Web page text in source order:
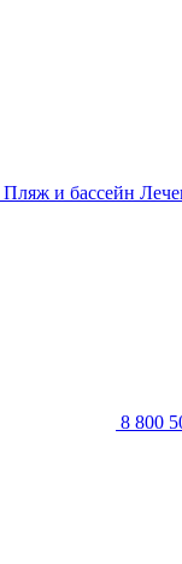
Пляж и бассейн
8 800